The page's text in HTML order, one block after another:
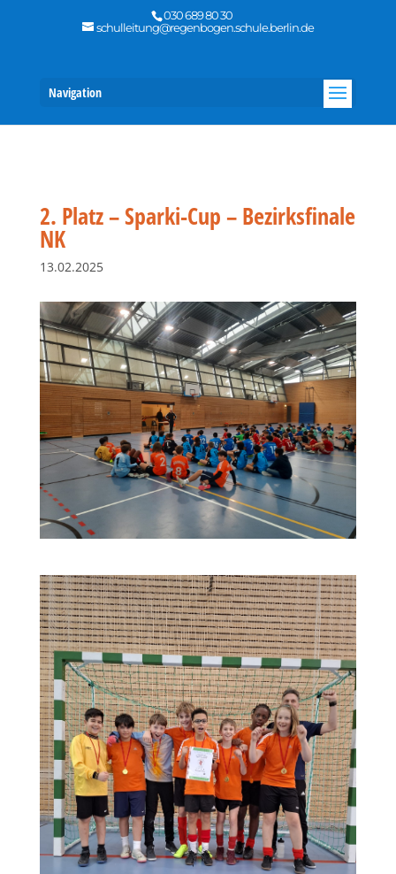
030 689 80 30
schulleitung@regenbogen.schule.berlin.de
Navigation
2. Platz – Sparki-Cup – Bezirksfinale
NK
13.02.2025